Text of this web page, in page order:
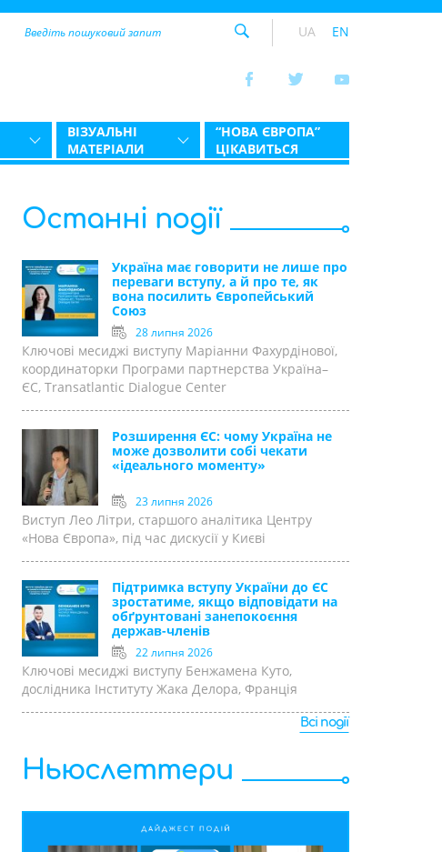
UA EN
ВІЗУАЛЬНІ
МАТЕРІАЛИ
“НОВА ЄВРОПА”
ЦІКАВИТЬСЯ
Останні події
Україна має говорити не лише про
переваги вступу, а й про те, як
вона посилить Європейський
Союз
28 липня 2026
Ключові месиджі виступу Маріанни Фахурдінової,
координаторки Програми партнерства Україна–
ЄС, Transatlantic Dialogue Center
Розширення ЄС: чому Україна не
може дозволити собі чекати
«ідеального моменту»
23 липня 2026
Виступ Лео Літри, старшого аналітика Центру
«Нова Європа», під час дискусії у Києві
Підтримка вступу України до ЄС
зростатиме, якщо відповідати на
обґрунтовані занепокоєння
держав-членів
22 липня 2026
Ключові месиджі виступу Бенжамена Куто,
дослідника Інституту Жака Делора, Франція
Всі події
Ньюслеттери